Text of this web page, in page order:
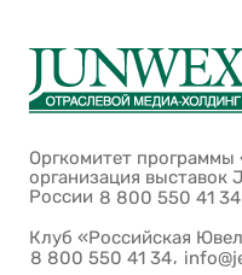
Оргкомитет
организация выставок
России 8 800 550 41 34
Клуб «Российская
8 800 550 41 34,